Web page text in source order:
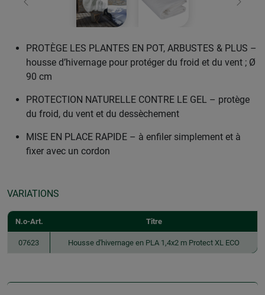
retour
PROTÈGE LES PLANTES EN POT, ARBUSTES & PLUS –
housse d’hivernage pour protéger du froid et du vent ; Ø
90 cm
PROTECTION NATURELLE CONTRE LE GEL – protège
du froid, du vent et du dessèchement
MISE EN PLACE RAPIDE – à enfiler simplement et à
fixer avec un cordon
VARIATIONS
N.o-Art. Titre
07623 Housse d'hivernage en PLA 1,4x2 m Protect XL ECO